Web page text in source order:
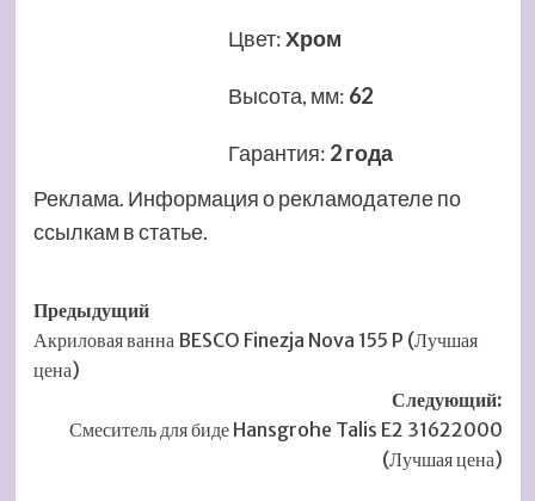
Цвет:Хром
Высота, мм: 62
Гарантия: 2 года
Реклама. Информация о рекламодателе по
ссылкам в статье.
Навигация
записи
Предыдущий
Акриловая ванна BESCO Finezja Nova 155 P (Лучшая
цена)
Следующий:
Смеситель для биде Hansgrohe Talis E2 31622000
(Лучшая цена)